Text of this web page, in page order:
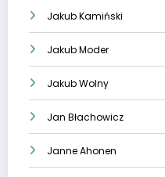
Jakub Kamiński
Jakub Moder
Jakub Wolny
Jan Błachowicz
Janne Ahonen